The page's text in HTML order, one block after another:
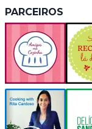
PARCEIROS